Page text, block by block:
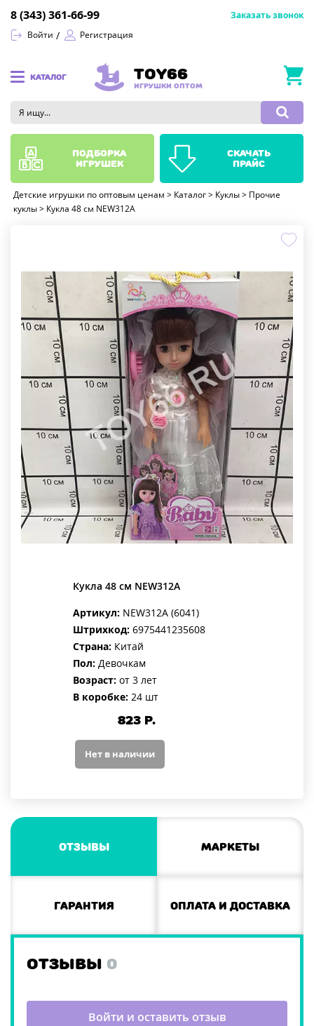
Войти Регистрация
8 (343) 361-66-99 Заказать звонок
КАТАЛОГ TOY66
ИГРУШКИ ОПТОМ
Детские игрушки по оптовым ценам > Каталог > Куклы > Прочие
куклы > Кукла 48 см NEW312A
Кукла 48 см NEW312A
Артикул: NEW312A (6041)
Штрихкод: 6975441235608
Страна: Китай
Пол: Девочкам
Возраст: от 3 лет
В коробке: 24 шт
823Р.
Нет в наличии
Отзывы Маркеты
Гарантия Оплата и доставка
ОТЗЫВЫ 0
Войти и оставить отзыв
подборка
игрушек
скачать
прайс